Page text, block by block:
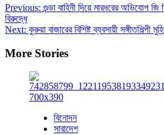
Previous: গুন্ডা বাহিনী দিয়ে মারধরের অভিযোগ জি
বিরুদ্ধে
Next: কুরুয়া বাজারের বিশিষ্ট ব্যবসায়ী সঙ্গীতশিল্পী
More Stories
বিনোদন
সারাদেশ